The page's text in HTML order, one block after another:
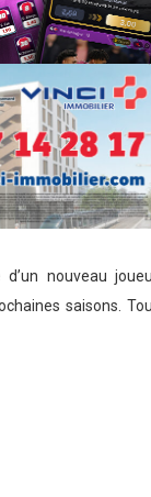
nouveau
saisons.